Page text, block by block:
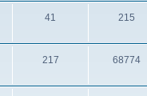
41 215
217 68774